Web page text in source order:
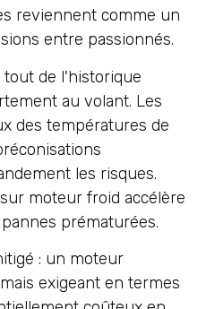
reviennent comme un
entre passionnés.
tout de l'historique
au volant. Les
des températures de
les risques.
moteur froid accélère
prématurées.
: un moteur
exigeant en termes